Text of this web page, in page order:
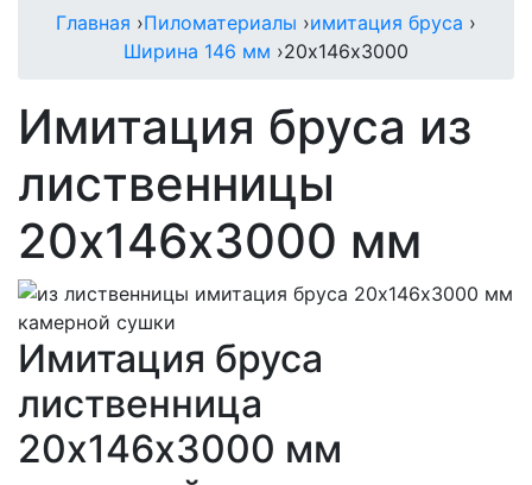
Главная ›Пиломатериалы ›имитация бруса ›
Ширина 146 мм ›20х146х3000
Имитация бруса из
лиственницы
20х146х3000 мм
Имитация бруса
лиственница
20х146х3000 мм